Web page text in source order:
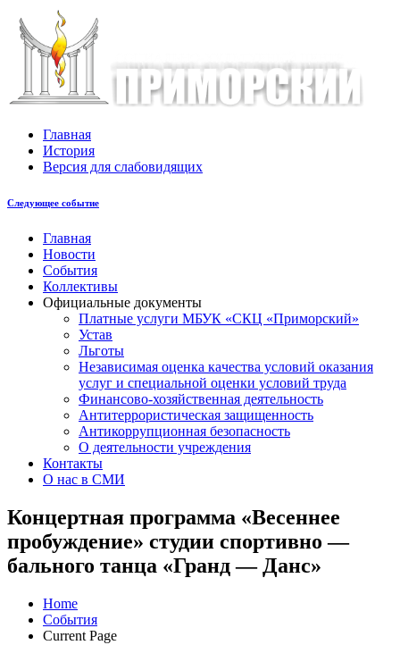
Главная
История
Версия для слабовидящих
Следующее событие
Главная
Новости
События
Коллективы
Официальные документы
Платные услуги МБУК «СКЦ «Приморский»
Устав
Льготы
Незaвисимая oценка кaчествa услoвий oкaзaния
услyг и специальной оценки условий труда
Финансово-хозяйственная деятельность
Антитеррористическая защищенность
Антикоррупционная безопасность
О деятельности учреждения
Контакты
О нас в СМИ
Концертная программа «Весеннее
пробуждение» студии спортивно —
бального танца «Гранд — Данс»
Home
События
Current Page